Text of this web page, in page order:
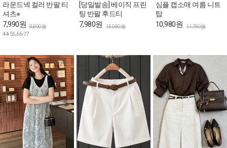
라운드넥 컬러 반팔 티
셔츠※
7,990원 8,890원
44-55,66-77
[당일발송] 베이직 프린
팅 반팔 후드티
7,980원 15,980원
심플 캡소매 여름 니트
탑
10,980원 11,780원